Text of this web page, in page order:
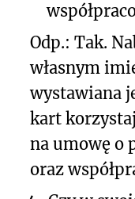
Odp.: Tak.
własnym
wystawiana
kart
na umowę o
oraz